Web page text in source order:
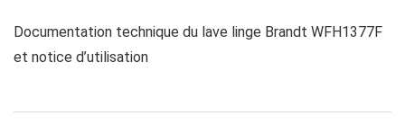
Documentation technique du lave linge Brandt WFH1377F
et notice d’utilisation